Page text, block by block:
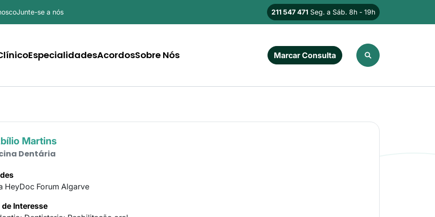
Junte-se a nós 211 547 471 Seg. a Sáb. 8h - 19h
principal
EspecialidadesAcordosSobre Nós Marcar Consulta
Imagem
Martins
Dentária
HeyDoc Forum Algarve
de Interesse